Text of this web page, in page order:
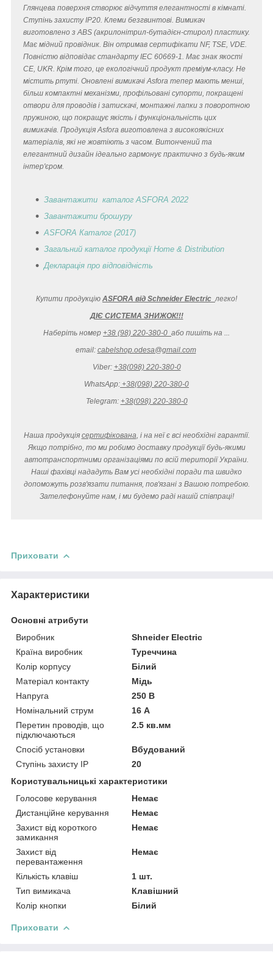
Глянцева поверхня створює відчуття елегантності в кімнаті.
Ступінь захисту IP20. Клеми безгвинтові. Вимикач
виготовлено з ABS (акрилонітрил-бутадієн-стирол) пластику.
Має мідний провідник. Він отримав сертифікати NF, TSE, VDE.
Повністю відповідає стандарту IEC 60669-1. Має знак якості
CE, UKR. Крім того, це екологічний продукт преміум-класу. Не
містить ртуті. Оновлені вимикачі Asfora тепер мають менші,
більш компактні механізми, профільовані супорти, покращені
отвори для проводів і затискачі, монтажні лапки з поворотною
пружиною, що покращує якість і функціональність цих
вимикачів. Продукція Asfora виготовлена з високоякісних
матеріалів, які не жовтіють з часом. Витончений та
елегантний дизайн ідеально гармонує практично з будь-яким
інтер'єром.
Завантажити каталог ASFORA 2022
Завантажити брошуру
ASFORA Каталог (2017)
Загальний каталог продукції Home & Distribution
Декларація про відповідність
Купити продукцію ASFORA від Schneider Electric легко!
ДІЄ СИСТЕМА ЗНИЖОК!!!
Наберіть номер +38 (98) 220-380-0 або пишіть на ...
email: cabelshop.odesa@gmail.com
Viber: +38(098) 220-380-0
WhatsApp: +38(098) 220-380-0
Telegram: +38(098) 220-380-0
Наша продукція сертифікована , і на неї є всі необхідні гарантії.
Якщо потрібно, то ми робимо доставку продукції будь-якими
автотранспортними організаціями по всій території України.
Наші фахівці нададуть Вам усі необхідні поради та швидко
допоможуть розв'язати питання, пов'язані з Вашою потребою.
Зателефонуйте нам, і ми будемо раді нашій співпраці!
Приховати
Характеристики
Основні атрибути
Виробник
Shneider Electric
Країна виробник
Туреччина
Колір корпусу
Білий
Матеріал контакту
Мідь
Напруга
250 В
Номінальний струм
16 А
Перетин проводів, що
підключаються
2.5 кв.мм
Спосіб установки
Вбудований
Ступінь захисту IP
20
Користувальницькі характеристики
Голосове керування
Немає
Дистанційне керування
Немає
Захист від короткого
замикання
Немає
Захист від
перевантаження
Немає
Кількість клавіш
1 шт.
Тип вимикача
Клавішний
Колір кнопки
Білий
Приховати